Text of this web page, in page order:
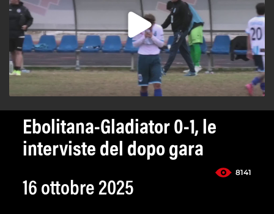
Ebolitana-Gladiator 0-1, le
interviste del dopo gara
8141
16 ottobre 2025